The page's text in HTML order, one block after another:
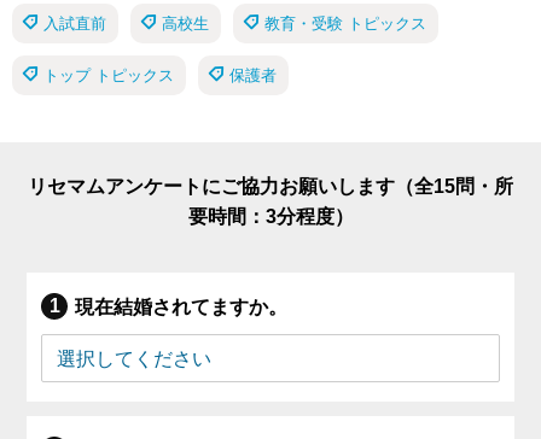
入試直前 高校生 教育・受験 トピックス
トップ トピックス 保護者
リセマムアンケートにご協力お願いします（全15問・所
要時間：3分程度）
現在結婚されてますか。